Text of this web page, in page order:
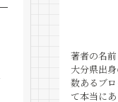
著者の名前
大分県出身
数あるブ
て本当にあ